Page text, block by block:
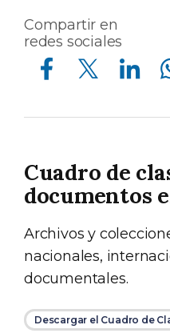
Compartir en
redes sociales
Compartir en Facebook Compartir en Twitter Compartir en Linkedin Compartir en Whatsapp
Cuadro de
documentos
Archivos y
nacionales,
documentales.
Descargar el Cuadro de